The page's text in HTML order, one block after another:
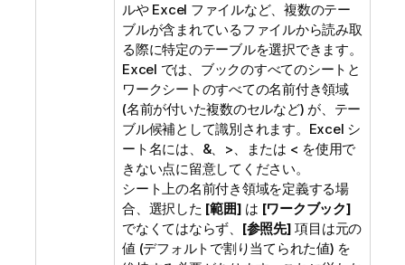
ルや Excel ファイルなど、複数のテー
ブルが含まれているファイルから読み取
る際に特定のテーブルを選択できます。
Excel では、ブックのすべてのシートと
ワークシートのすべての名前付き領域
(名前が付いた複数のセルなど) が、テー
ブル候補として識別されます。Excel シ
ート名には、&、>、または < を使用で
きない点に留意してください。
シート上の名前付き領域を定義する場
合、選択した [範囲] は [ワークブック]
でなくてはならず、 [参照先] 項目は元の
値 (デフォルトで割り当てられた値) を